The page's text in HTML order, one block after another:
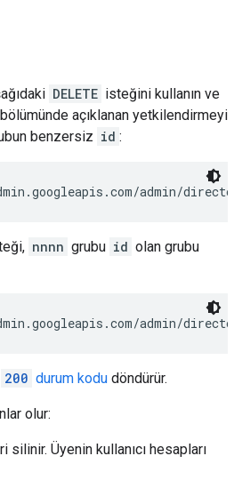
DELETE isteğini kullanın ve
bölümünde açıklanan yetkilendirmeyi
benzersiz id :
admin/
nnnn grubu id olan grubu
admin/
200 durum kodu döndürür.
olur:
silinir. Üyenin kullanıcı hesapları